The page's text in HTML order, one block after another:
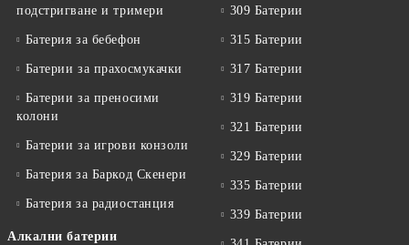
подстригване и тримери
Батерия за бебефон
Батерии за прахосмукачки
Батерии за преносими
колони
Батерии за игрови конзоли
Батерия за Баркод Скенери
Батерия за радиостанция
Алкални батерии
309 Батерии
315 Батерии
317 Батерии
319 Батерии
321 Батерии
329 Батерии
335 Батерии
339 Батерии